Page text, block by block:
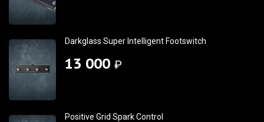
Darkglass Super Intelligent Footswitch
13 000 ₽
Positive Grid Spark Control